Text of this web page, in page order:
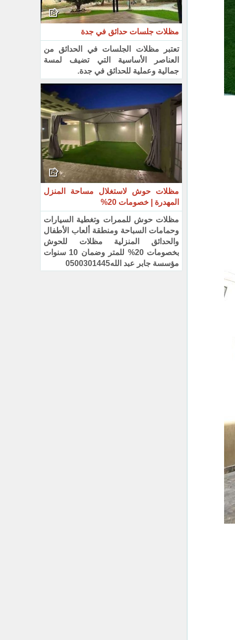
مظلات جلسات حدائق في جدة
تعتبر مظلات الجلسات في الحدائق من
العناصر الأساسية التي تضيف لمسة
جمالية وعملية للحدائق في جدة.
مظلات حوش لاستغلال مساحة المنزل
المهدرة | خصومات 20%‏
مظلات حوش للممرات وتغطية السيارات
وحمامات السباحة ومنطقة ألعاب الأطفال
والحدائق المنزلية مظلات للحوش
‏بخصومات 20% للمتر وضمان 10 سنوات
مؤسسة جابر عبد الله0500301445‏